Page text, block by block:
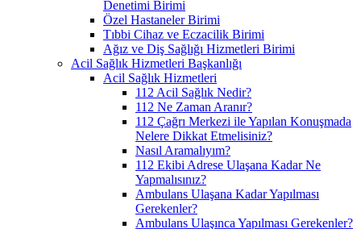
Denetimi Birimi
Özel Hastaneler Birimi
Tıbbi Cihaz ve Eczacilik Birimi
Ağız ve Diş Sağlığı Hizmetleri Birimi
Acil Sağlık Hizmetleri Başkanlığı
Acil Sağlık Hizmetleri
112 Acil Sağlık Nedir?
112 Ne Zaman Aranır?
112 Çağrı Merkezi ile Yapılan Konuşmada
Nelere Dikkat Etmelisiniz?
Nasıl Aramalıyım?
112 Ekibi Adrese Ulaşana Kadar Ne
Yapmalısınız?
Ambulans Ulaşana Kadar Yapılması
Gerekenler?
Ambulans Ulaşınca Yapılması Gerekenler?